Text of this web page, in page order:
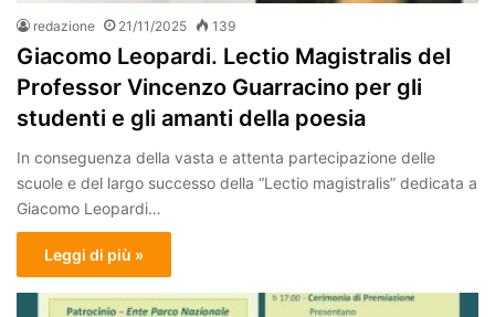
redazione 21/11/2025 139
Giacomo Leopardi. Lectio Magistralis del
Professor Vincenzo Guarracino per gli
studenti e gli amanti della poesia
In conseguenza della vasta e attenta partecipazione delle
scuole e del largo successo della “Lectio magistralis” dedicata a
Giacomo Leopardi…
Leggi di più »